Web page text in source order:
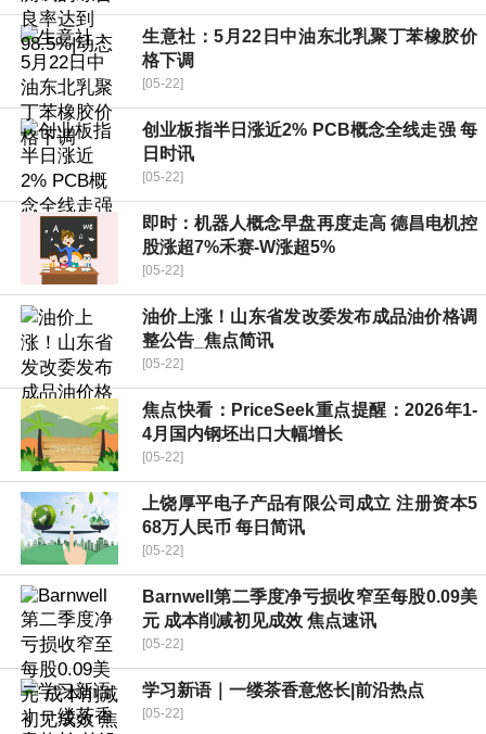
生意社：5月22日中油东北乳聚丁苯橡胶价
格下调
[05-22]
创业板指半日涨近2% PCB概念全线走强 每
日时讯
[05-22]
即时：机器人概念早盘再度走高 德昌电机控
股涨超7%禾赛-W涨超5%
[05-22]
油价上涨！山东省发改委发布成品油价格调
整公告_焦点简讯
[05-22]
焦点快看：PriceSeek重点提醒：2026年1-
4月国内钢坯出口大幅增长
[05-22]
上饶厚平电子产品有限公司成立 注册资本5
68万人民币 每日简讯
[05-22]
Barnwell第二季度净亏损收窄至每股0.09美
元 成本削减初见成效 焦点速讯
[05-22]
学习新语｜一缕茶香意悠长|前沿热点
[05-22]